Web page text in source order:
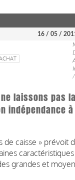
16 / 05 /
/
laissons pas
indépendance
de caisse » prévoit
grandes et